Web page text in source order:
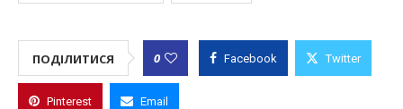
ПОДІЛИТИСЯ 0 Facebook Twitter
Pinterest Email